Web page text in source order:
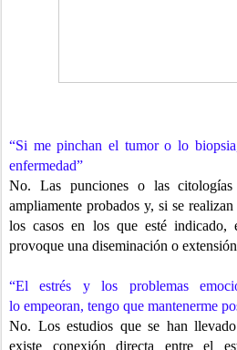
“Si me pinchan el tumor o lo
enfermedad”
No. Las punciones o las citologías
ampliamente probados y, si se
los casos en los que esté indicado,
provoque una diseminación o
“El estrés y los problemas
lo empeoran, tengo que mantenerme
No. Los estudios que se han
existe conexión directa entre el